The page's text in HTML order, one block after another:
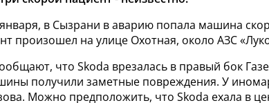
в Сызрани в аварию попала машина
произошел на улице Охотная, около АЗС
что Skoda врезалась в правый бок
получили заметные повреждения. У
Можно предположить, что Skoda ехала в